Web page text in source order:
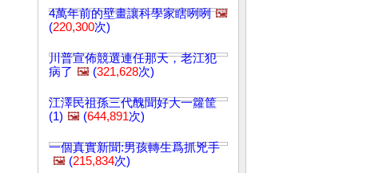
4萬年前的壁畫讓科學家瞎咧咧 🖼️
(220,300次)
川普宣佈競選連任那天，老江犯
病了 🖼️ (321,628次)
江澤民祖孫三代醜聞好大一籮筐
(1) 🖼️ (644,891次)
一個真實新聞:男孩轉生爲抓兇手
🖼️ (215,834次)